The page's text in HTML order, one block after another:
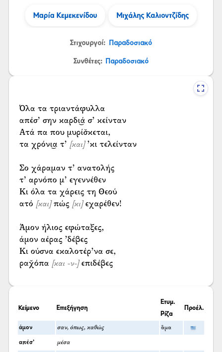
Μαρία Κεμεκενίδου Μιχάλης Καλιοντζίδης
Στιχουργοί: Παραδοσιακό
Συνθέτες: Παραδοσιακό
Όλα τα τριαντάφυλλα
απέσ’ σην καρδι͜ά σ’ κείνταν
Ατά πα που μυρίσ̌κεται,
τα χρόνι͜α τ’ [και]’κι τελείνταν
Σο χάραμαν τ’ ανατολής
τ’ αρνόπο μ’ εγεννέθεν
Κι όλα τα χάρεις τη Θεού
ατό [και]πώς [κι]εχαρέθεν!
Άμον ήλιος εφώταξες,
άμον αέρας ’δέβες
Κι ούσνα εκαλοτέρ’να σε,
ραχ̌όπα [και -ν-]επιδέβες
Κείμενο Επεξήγηση
Ετυμ.
Ρίζα
Προέλ.
άμον σαν, όπως, καθώς ἅμα
απέσ’ μέσα